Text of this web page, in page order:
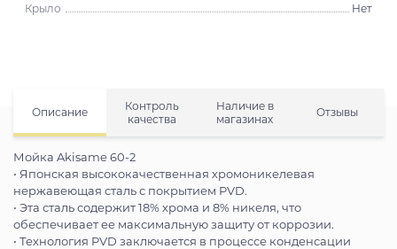
Крыло
Нет
Описание
Контроль
качества
Наличие в
магазинах
Отзывы
Мойка Akisame 60-2
• Японская высококачественная хромоникелевая
нержавеющая сталь с покрытием PVD.
• Эта сталь содержит 18% хрома и 8% никеля, что
обеспечивает ее максимальную защиту от коррозии.
• Технология PVD заключается в процессе конденсации